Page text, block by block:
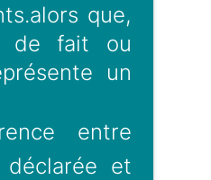
que,
de fait ou
un
entre
déclarée et